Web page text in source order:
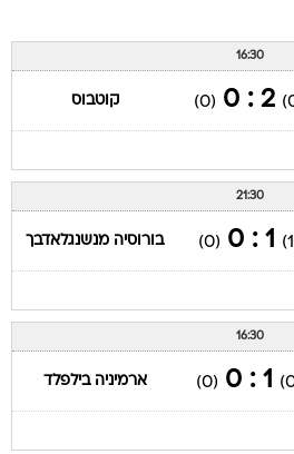
16:30
2 : 0
(0) קוטבוס
21:30
1 : 0
(0) בורוסיה מנשנגלאדבך
16:30
1 : 0
(0) ארמיניה בילפלד